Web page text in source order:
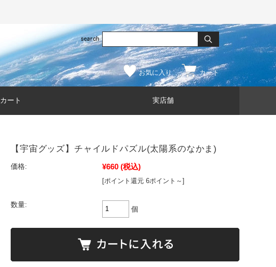
お気に入り カート
カート 実店舗
【宇宙グッズ】チャイルドパズル(太陽系のなかま)
価格: ¥660 (税込)
[ポイント還元 6ポイント～]
数量:
個